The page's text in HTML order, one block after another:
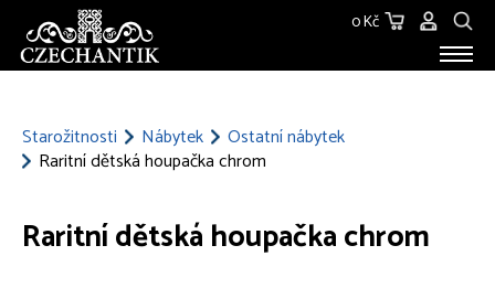
0 Kč
Starožitnosti Nábytek
Ostatní nábytek
Raritní dětská houpačka chrom
Raritní dětská houpačka chrom